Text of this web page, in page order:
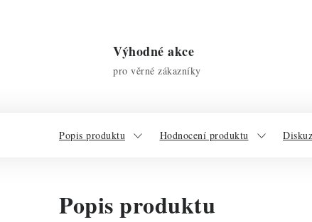
Výhodné akce
pro věrné zákazníky
Popis produktu Hodnocení produktu
Popis produktu